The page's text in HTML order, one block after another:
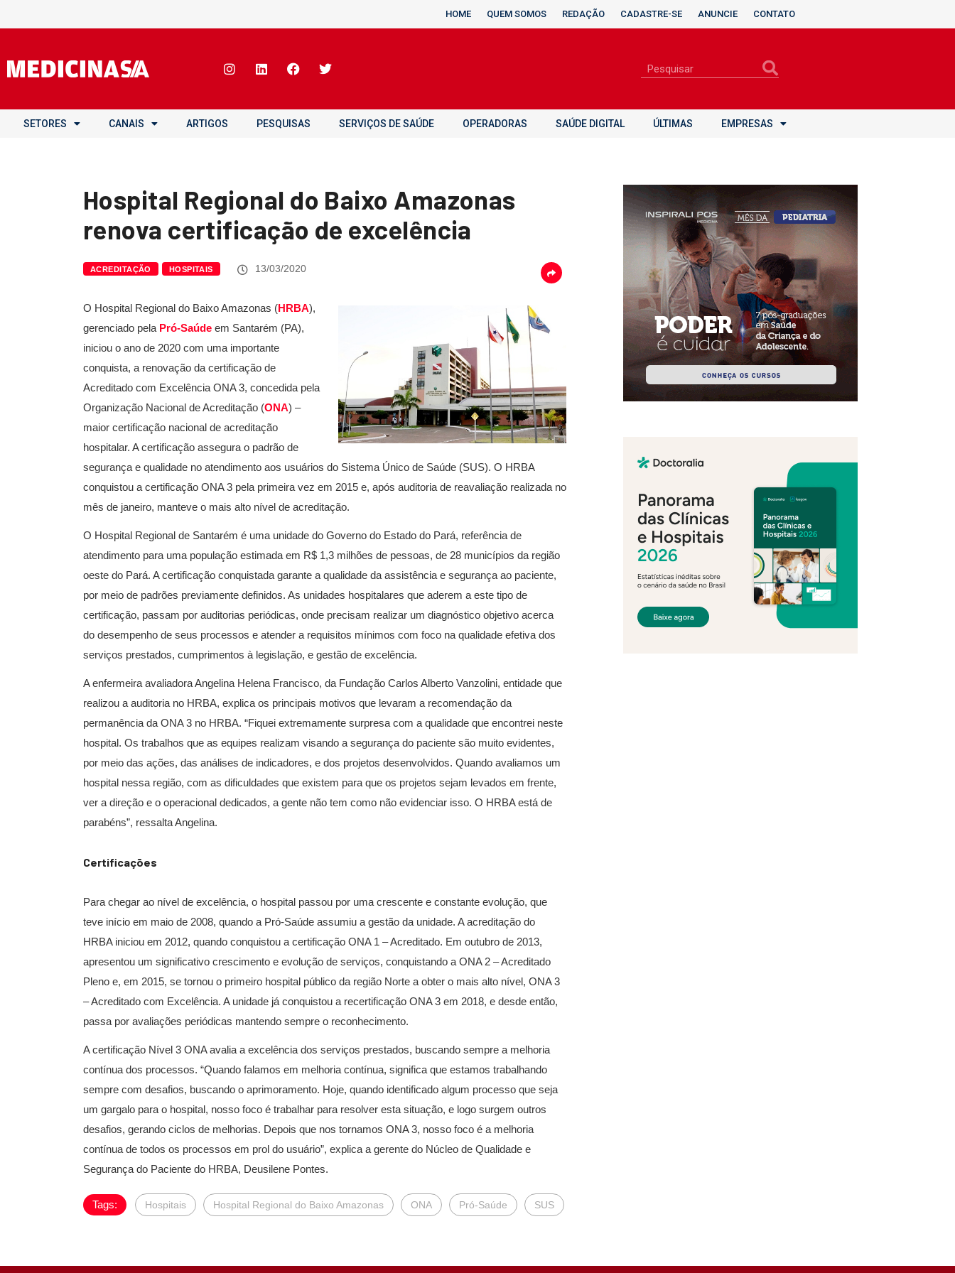
HOME QUEM SOMOS REDAÇÃO CADASTRE-SE ANUNCIE CONTATO
SETORES CANAIS ARTIGOS PESQUISAS SERVIÇOS DE SAÚDE OPERADORAS SAÚDE DIGITAL ÚLTIMAS EMPRESAS
Hospital Regional do Baixo Amazonas
renova certificação de excelência
ACREDITAÇÃO HOSPITAIS 13/03/2020
O Hospital Regional do Baixo Amazonas (HRBA),
gerenciado pela Pró-Saúde em Santarém (PA),
iniciou o ano de 2020 com uma importante
conquista, a renovação da certificação de
Acreditado com Excelência ONA 3, concedida pela
Organização Nacional de Acreditação (ONA) –
maior certificação nacional de acreditação
hospitalar. A certificação assegura o padrão de
segurança e qualidade no atendimento aos usuários do Sistema Único de Saúde (SUS). O HRBA
conquistou a certificação ONA 3 pela primeira vez em 2015 e, após auditoria de reavaliação realizada no
mês de janeiro, manteve o mais alto nível de acreditação.
O Hospital Regional de Santarém é uma unidade do Governo do Estado do Pará, referência de
atendimento para uma população estimada em R$ 1,3 milhões de pessoas, de 28 municípios da região
oeste do Pará. A certificação conquistada garante a qualidade da assistência e segurança ao paciente,
por meio de padrões previamente definidos. As unidades hospitalares que aderem a este tipo de
certificação, passam por auditorias periódicas, onde precisam realizar um diagnóstico objetivo acerca
do desempenho de seus processos e atender a requisitos mínimos com foco na qualidade efetiva dos
serviços prestados, cumprimentos à legislação, e gestão de excelência.
A enfermeira avaliadora Angelina Helena Francisco, da Fundação Carlos Alberto Vanzolini, entidade que
realizou a auditoria no HRBA, explica os principais motivos que levaram a recomendação da
permanência da ONA 3 no HRBA. “Fiquei extremamente surpresa com a qualidade que encontrei neste
hospital. Os trabalhos que as equipes realizam visando a segurança do paciente são muito evidentes,
por meio das ações, das análises de indicadores, e dos projetos desenvolvidos. Quando avaliamos um
hospital nessa região, com as dificuldades que existem para que os projetos sejam levados em frente,
ver a direção e o operacional dedicados, a gente não tem como não evidenciar isso. O HRBA está de
parabéns”, ressalta Angelina.
Certificações
Para chegar ao nível de excelência, o hospital passou por uma crescente e constante evolução, que
teve início em maio de 2008, quando a Pró-Saúde assumiu a gestão da unidade. A acreditação do
HRBA iniciou em 2012, quando conquistou a certificação ONA 1 – Acreditado. Em outubro de 2013,
apresentou um significativo crescimento e evolução de serviços, conquistando a ONA 2 – Acreditado
Pleno e, em 2015, se tornou o primeiro hospital público da região Norte a obter o mais alto nível, ONA 3
– Acreditado com Excelência. A unidade já conquistou a recertificação ONA 3 em 2018, e desde então,
passa por avaliações periódicas mantendo sempre o reconhecimento.
A certificação Nível 3 ONA avalia a excelência dos serviços prestados, buscando sempre a melhoria
contínua dos processos. “Quando falamos em melhoria contínua, significa que estamos trabalhando
sempre com desafios, buscando o aprimoramento. Hoje, quando identificado algum processo que seja
um gargalo para o hospital, nosso foco é trabalhar para resolver esta situação, e logo surgem outros
desafios, gerando ciclos de melhorias. Depois que nos tornamos ONA 3, nosso foco é a melhoria
contínua de todos os processos em prol do usuário”, explica a gerente do Núcleo de Qualidade e
Segurança do Paciente do HRBA, Deusilene Pontes.
Tags: Hospitais Hospital Regional do Baixo Amazonas ONA Pró-Saúde SUS